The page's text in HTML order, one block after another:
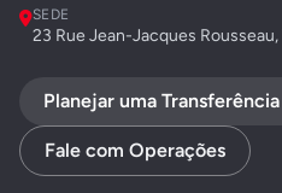
SEDE
23 Rue Jean-Jacques
Planejar uma Transferência
Fale com Operações